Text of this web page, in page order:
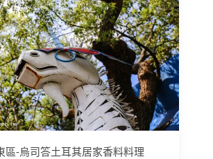
區-烏司答土耳其居家香料料理